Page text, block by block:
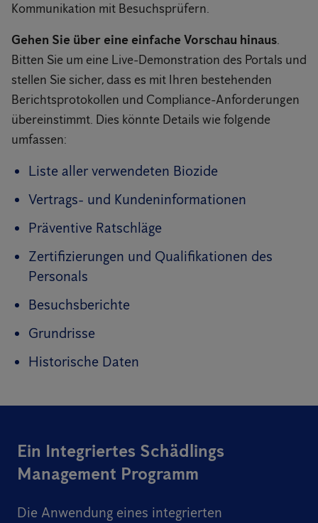
Kommunikation mit Besuchsprüfern.
Gehen Sie über eine einfache Vorschau hinaus.
Bitten Sie um eine Live-Demonstration des Portals und
stellen Sie sicher, dass es mit Ihren bestehenden
Berichtsprotokollen und Compliance-Anforderungen
übereinstimmt. Dies könnte Details wie folgende
umfassen:
Liste aller verwendeten Biozide
Vertrags- und Kundeninformationen
Präventive Ratschläge
Zertifizierungen und Qualifikationen des
Personals
Besuchsberichte
Grundrisse
Historische Daten
Ein Integriertes Schädlings
Management Programm
Die Anwendung eines integrierten